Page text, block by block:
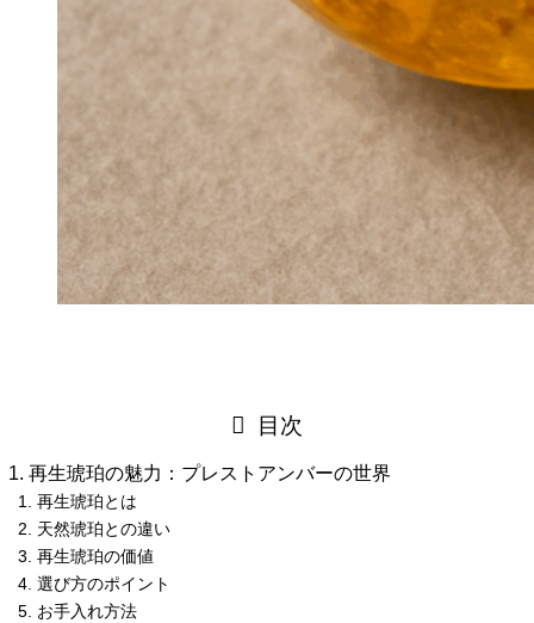
目次
再生琥珀の魅力：プレストアンバーの世界
再生琥珀とは
天然琥珀との違い
再生琥珀の価値
選び方のポイント
お手入れ方法